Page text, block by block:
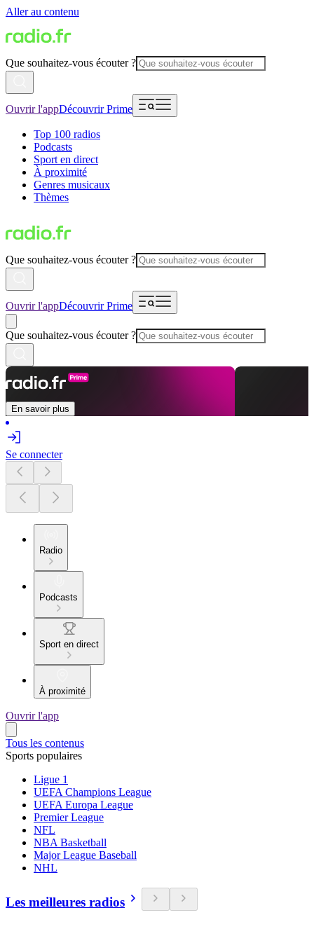
Aller au contenu
Que souhaitez-vous écouter ?
Ouvrir l'appDécouvrir Prime
Top 100 radios
Podcasts
Sport en direct
À proximité
Genres musicaux
Thèmes
Que souhaitez-vous écouter ?
Ouvrir l'appDécouvrir Prime
Que souhaitez-vous écouter ?
En savoir plus
Se connecter
Radio
Podcasts
Sport en direct
À proximité
Ouvrir l'app
Tous les contenus
Sports populaires
Ligue 1
UEFA Champions League
UEFA Europa League
Premier League
NFL
NBA Basketball
Major League Baseball
NHL
Les meilleures radios